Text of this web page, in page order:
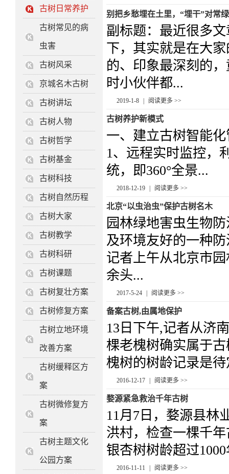
古树日常养护
古树常见的病
虫害
古树风采
京城名木古树
古树讲坛
古树人物
古树哲学
古树基金
古树科技
古树自然历程
古树大家
古树教学
古树科研
古树课题
古树复壮方案
古树修复方案
古树立地环境
改善方案
古树缓释区方
案
古树微修复方
案
古树主题文化
公园方案
别把乡愁埋在土里，“埋干”对常
副标题：最近很多
下，其实就是在大
的、印象最深刻的
时小伙伴都...
2019-1-8 阅读更多 >>
古树养护新模式
一、建立古树智能
1、远程实时监控，
统，即360°全景...
2018-12-19 阅读更多 >>
北京“以虫治虫”保护古树名木
园林绿地害虫生物
及环境友好的一种
记者上午从北京市
余头...
2017-5-24 阅读更多 >>
备案古树,由属地保护
13日下午,记者从济
棵老槐树确实属于
槐树的树龄记录是
2016-12-17 阅读更多 >>
婺源紧急救治千年古树
11月7日，婺源县林
洪村，检查一棵千
银杏树树龄超过
2016-11-11 阅读更多 >>